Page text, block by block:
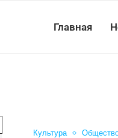
Главная
Культура